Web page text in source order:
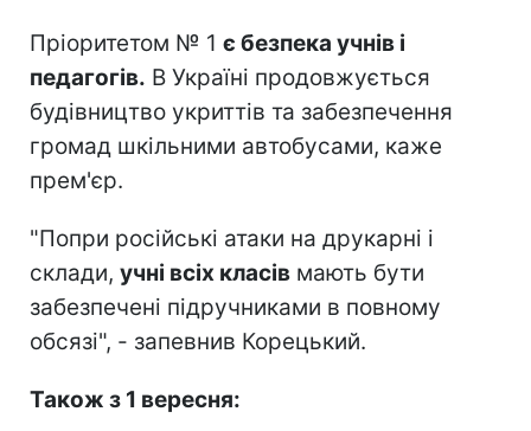
Пріоритетом № 1 є безпека учнів і
педагогів. В Україні продовжується
будівництво укриттів та забезпечення
громад шкільними автобусами, каже
прем'єр.
"Попри російські атаки на друкарні і
склади, учні всіх класів мають бути
забезпечені підручниками в повному
обсязі", - запевнив Корецький.
Також з 1 вересня: